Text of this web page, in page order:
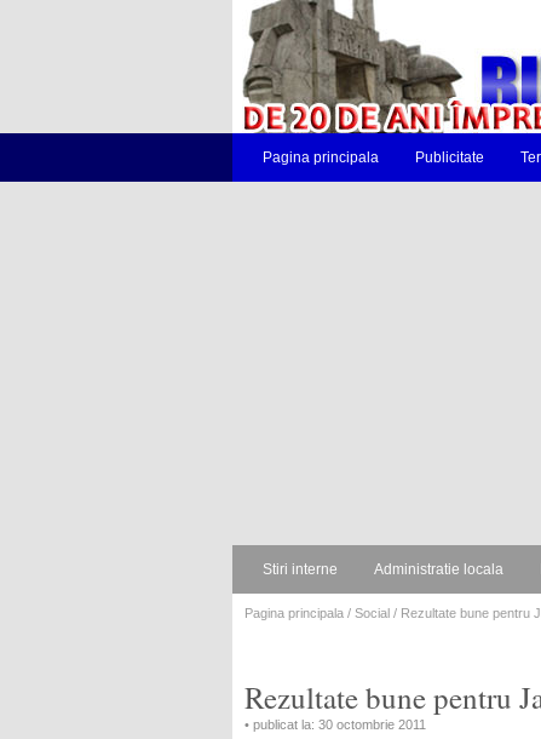
Pagina principala Publicitate
Stiri interne Administratie locala
Pagina principala / Social / Rezultate bune pentru
Rezultate bune pentru
• publicat la: 30 octombrie 2011